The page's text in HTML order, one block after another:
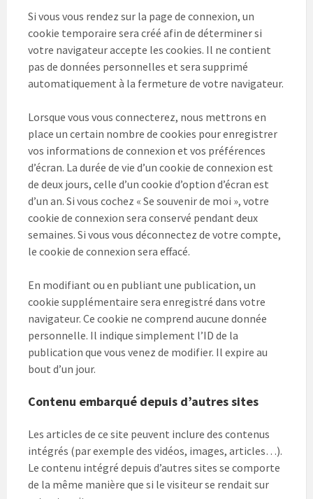
Si vous vous rendez sur la page de connexion, un
cookie temporaire sera créé afin de déterminer si
votre navigateur accepte les cookies. Il ne contient
pas de données personnelles et sera supprimé
automatiquement à la fermeture de votre navigateur.
Lorsque vous vous connecterez, nous mettrons en
place un certain nombre de cookies pour enregistrer
vos informations de connexion et vos préférences
d’écran. La durée de vie d’un cookie de connexion est
de deux jours, celle d’un cookie d’option d’écran est
d’un an. Si vous cochez « Se souvenir de moi », votre
cookie de connexion sera conservé pendant deux
semaines. Si vous vous déconnectez de votre compte,
le cookie de connexion sera effacé.
En modifiant ou en publiant une publication, un
cookie supplémentaire sera enregistré dans votre
navigateur. Ce cookie ne comprend aucune donnée
personnelle. Il indique simplement l’ID de la
publication que vous venez de modifier. Il expire au
bout d’un jour.
Contenu embarqué depuis d’autres sites
Les articles de ce site peuvent inclure des contenus
intégrés (par exemple des vidéos, images, articles…).
Le contenu intégré depuis d’autres sites se comporte
de la même manière que si le visiteur se rendait sur